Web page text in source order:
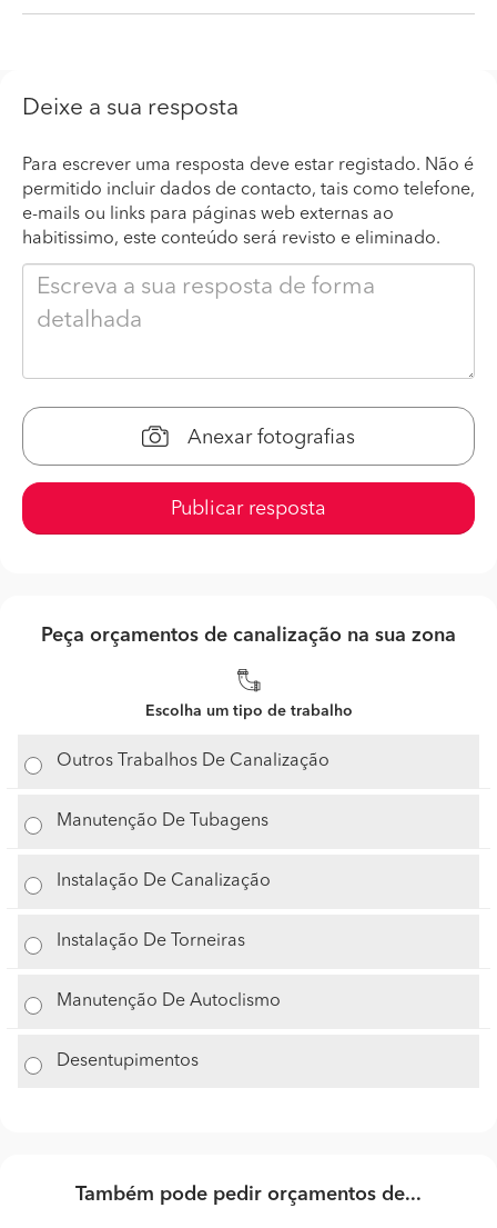
Deixe a sua resposta
Para escrever uma resposta deve estar registado. Não é
permitido incluir dados de contacto, tais como telefone,
e-mails ou links para páginas web externas ao
habitissimo, este conteúdo será revisto e eliminado.
Anexar fotografias
Publicar resposta
Peça orçamentos de canalização na sua zona
Escolha um tipo de trabalho
Outros Trabalhos De Canalização
Manutenção De Tubagens
Instalação De Canalização
Instalação De Torneiras
Manutenção De Autoclismo
Desentupimentos
Também pode pedir orçamentos de...